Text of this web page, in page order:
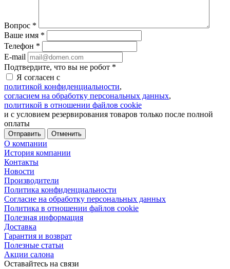
Вопрос *
Ваше имя *
Телефон *
E-mail
Подтвердите, что вы не робот *
Я согласен с
политикой конфиденциальности,
согласием на обработку персональных данных,
политикой в отношении файлов cookie
и с условием резервирования товаров только после полной
оплаты
Отменить
О компании
История компании
Контакты
Новости
Производители
Политика конфиденциальности
Согласие на обработку персональных данных
Политика в отношении файлов cookie
Полезная информация
Доставка
Гарантия и возврат
Полезные статьи
Акции салона
Оставайтесь на связи